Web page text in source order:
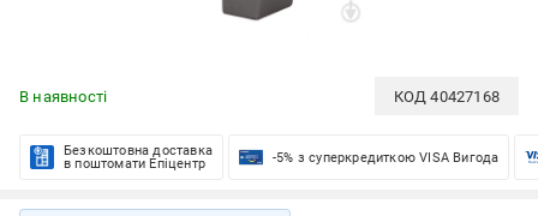
В наявності КОД40427168
Безкоштовна доставка
в поштомати Епіцентр
-5% з суперкредиткою VISA Вигода